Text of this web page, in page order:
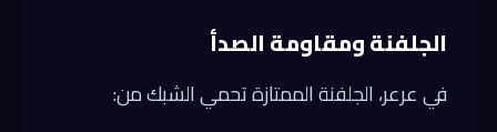
الجلفنة ومقاومة الصدأ
في عرعر، الجلفنة الممتازة تحمي الشبك من: